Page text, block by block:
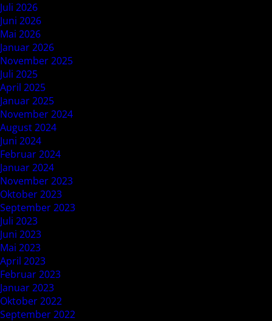
Juli 2026
Juni 2026
Mai 2026
Januar 2026
November 2025
Juli 2025
April 2025
Januar 2025
November 2024
August 2024
Juni 2024
Februar 2024
Januar 2024
November 2023
Oktober 2023
September 2023
Juli 2023
Juni 2023
Mai 2023
April 2023
Februar 2023
Januar 2023
Oktober 2022
September 2022